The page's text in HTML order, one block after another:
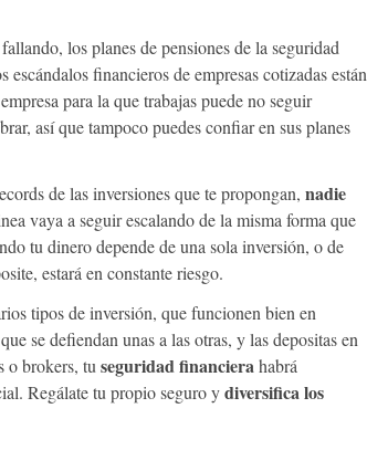
los planes de pensiones de la seguridad
escándalos financieros de empresas cotizadas están
para la que trabajas puede no seguir
así que tampoco puedes confiar en sus planes
de las inversiones que te propongan, nadie
vaya a seguir escalando de la misma forma que
tu dinero depende de una sola inversión, o de
estará en constante riesgo.
tipos de inversión, que funcionen bien en
se defiendan unas a las otras, y las depositas en
o brokers, tu seguridad financierahabrá
Regálate tu propio seguro ydiversifica los